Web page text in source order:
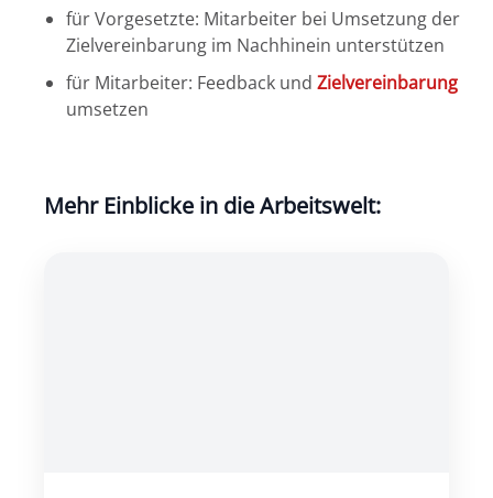
für Vorgesetzte: Mitarbeiter bei Umsetzung der
Zielvereinbarung im Nachhinein unterstützen
für Mitarbeiter: Feedback und Zielvereinbarung
umsetzen
Mehr Einblicke in die Arbeitswelt: